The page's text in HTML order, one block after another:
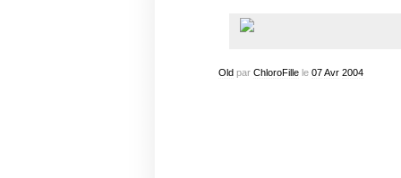
Old par ChloroFillele 07 Avr 2004